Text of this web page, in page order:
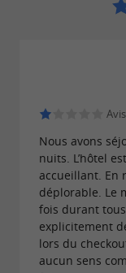
design sobre
chaleureuse
point de
lepetit-
encoffee shop
offrant une
Lesourcing
garantit
Nous avons
nuits. L’hôtel
accueillant. En
déplorable. Le
fois durant
explicitement
lors du
aucun sens